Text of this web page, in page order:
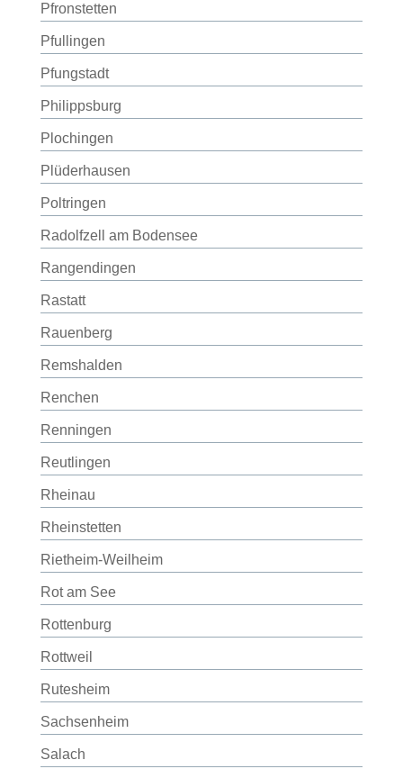
Pfronstetten
Pfullingen
Pfungstadt
Philippsburg
Plochingen
Plüderhausen
Poltringen
Radolfzell am Bodensee
Rangendingen
Rastatt
Rauenberg
Remshalden
Renchen
Renningen
Reutlingen
Rheinau
Rheinstetten
Rietheim-Weilheim
Rot am See
Rottenburg
Rottweil
Rutesheim
Sachsenheim
Salach